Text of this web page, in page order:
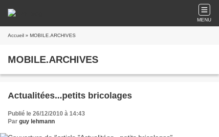
MENU
Accueil » MOBILE.ARCHIVES
MOBILE.ARCHIVES
Actualitées...petits bricolages
Publié le 26/12/2010 à 14:43
Par guy lehmann